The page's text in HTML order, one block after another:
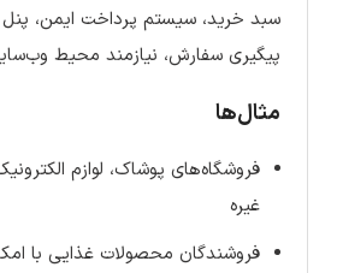
سبد خرید، سیستم پرداخت ایمن،
پیگیری سفارش، نیازمند محیط
مثال‌ها
فروشگاه‌های پوشاک، لوازم
غیره
فروشندگان محصولات غذایی با